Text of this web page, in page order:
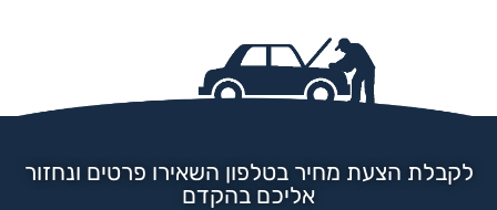
לקבלת הצעת מחיר בטלפון השאירו פרטים ונחזור
אליכם בהקדם